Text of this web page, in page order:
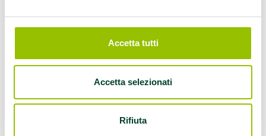
Accetta tutti
Accetta selezionati
Rifiuta
Per chi vuole un consiglio per i propri cari
TROVA IL TIPO DI ATTIVITA’ PIU’ ADATTO PER